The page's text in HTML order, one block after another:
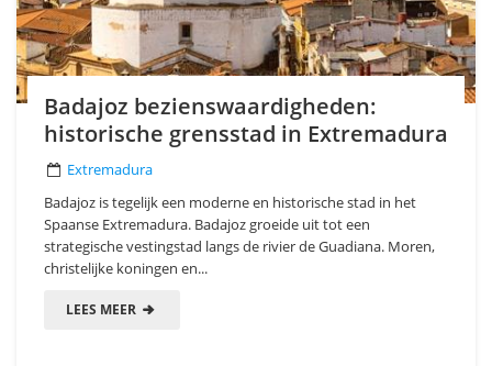
Badajoz bezienswaardigheden:
historische grensstad in Extremadura
Extremadura
Badajoz is tegelijk een moderne en historische stad in het
Spaanse Extremadura. Badajoz groeide uit tot een
strategische vestingstad langs de rivier de Guadiana. Moren,
christelijke koningen en...
LEES MEER